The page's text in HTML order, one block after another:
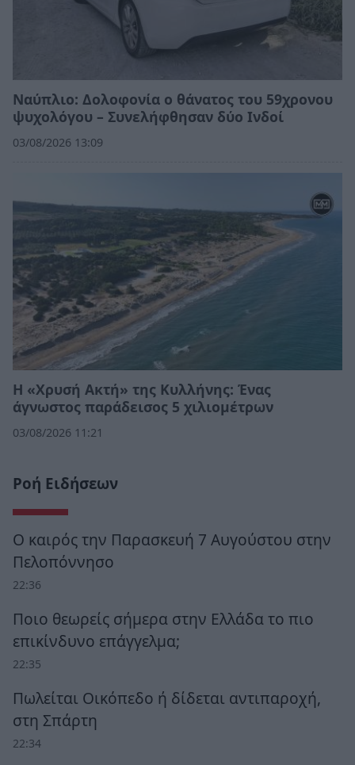
Ναύπλιο: Δολοφονία ο θάνατος του 59χρονου
ψυχολόγου – Συνελήφθησαν δύο Ινδοί
03/08/2026 13:09
Η «Χρυσή Ακτή» της Κυλλήνης: Ένας
άγνωστος παράδεισος 5 χιλιομέτρων
03/08/2026 11:21
Ροή Ειδήσεων
Ο καιρός την Παρασκευή 7 Αυγούστου στην
Πελοπόννησο
22:36
Ποιο θεωρείς σήμερα στην Ελλάδα το πιο
επικίνδυνο επάγγελμα;
22:35
Πωλείται Οικόπεδο ή δίδεται αντιπαροχή,
στη Σπάρτη
22:34